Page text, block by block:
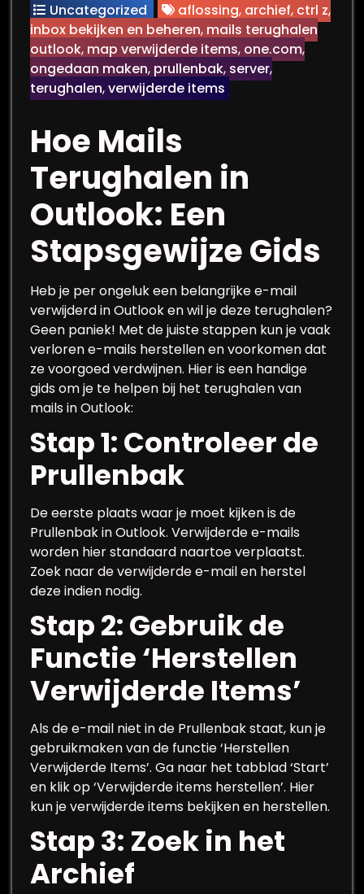
Uncategorized aflossing, archief, ctrl z,
inbox bekijken en beheren, mails terughalen
outlook, map verwijderde items, one.com,
ongedaan maken, prullenbak, server,
terughalen,verwijderde items
Hoe Mails
Terughalen in
Outlook: Een
Stapsgewijze Gids
Heb je per ongeluk een belangrijke e-mail
verwijderd in Outlook en wil je deze terughalen?
Geen paniek! Met de juiste stappen kun je vaak
verloren e-mails herstellen en voorkomen dat
ze voorgoed verdwijnen. Hier is een handige
gids om je te helpen bij het terughalen van
mails in Outlook:
Stap 1: Controleer de
Prullenbak
De eerste plaats waar je moet kijken is de
Prullenbak in Outlook. Verwijderde e-mails
worden hier standaard naartoe verplaatst.
Zoek naar de verwijderde e-mail en herstel
deze indien nodig.
Stap 2: Gebruik de
Functie ‘Herstellen
Verwijderde Items’
Als de e-mail niet in de Prullenbak staat, kun je
gebruikmaken van de functie ‘Herstellen
Verwijderde Items’. Ga naar het tabblad ‘Start’
en klik op ‘Verwijderde items herstellen’. Hier
kun je verwijderde items bekijken en herstellen.
Stap 3: Zoek in het
Archief